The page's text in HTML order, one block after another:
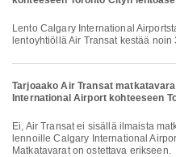
Lento Calgary International Airportsta Toronto Cityn lentoasemaiin
lentoyhtiöllä Air Transat kestää noin
Tarjoaako Air Transat
International Airport kohteeseen
Ei, Air Transat ei sisällä ilmaista matkatavaraa Kotimaan & Kansainvälinen
lennoille Calgary International
Matkatavarat on ostettava erikseen.